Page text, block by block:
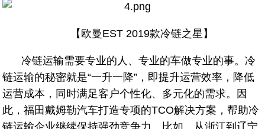
【欧曼EST 2019款冷链之星】
冷链运输需要专业的人、专业的车做专业的事。冷
链运输的秘密就是“一升一降”，即提升运营效率，降低
运营成本，同时满足客户个性化、多元化的需求。因
此，福田戴姆勒汽车打造专项的TCO解决方案，帮助冷
链运输企业继续保持强劲竞争力。比如，从浙江到辽宁